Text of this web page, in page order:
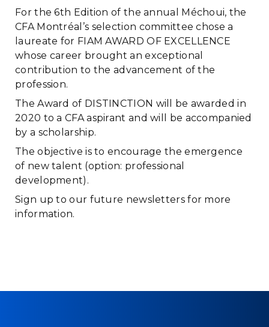
For the 6th Edition of the annual Méchoui, the
CFA Montréal’s selection committee chose a
laureate for FIAM AWARD OF EXCELLENCE
whose career brought an exceptional
contribution to the advancement of the
profession.
The Award of DISTINCTION will be awarded in
2020 to a CFA aspirant and will be accompanied
by a scholarship.
The objective is to encourage the emergence
of new talent (option: professional
development).
Sign up to our future newsletters for more
information.